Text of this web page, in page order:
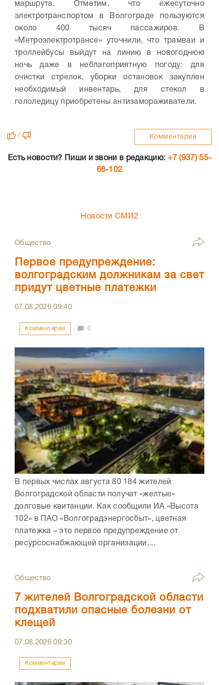
маршрута. Отметим, что ежесуточно
электротранспортом в Волгограде пользуются
около 400 тысяч пассажиров. В
«Метроэлектротрансе» уточнили, что трамваи и
троллейбусы выйдут на линию в новогоднюю
ночь даже в неблагоприятную погоду: для
очистки стрелок, уборки остановок закуплен
необходимый инвентарь, для стекол в
гололедицу приобретены антизамораживатели.
/ Комментарии
Есть новости? Пиши и звони в редакцию: +7 (937) 55-
66-102
Новости СМИ2
Общество
Первое предупреждение:
волгоградским должникам за свет
придут цветные платежки
07.08.202609:40
Комментарии 0
В первых числах августа 80 184 жителей
Волгоградской области получат «желтые»
долговые квитанции. Как сообщили ИА «Высота
102» в ПАО «Волгоградэнергосбыт», цветная
платежка – это первое предупреждение от
ресурсоснабжающей организации,...
Общество
7 жителей Волгоградской области
подхватили опасные болезни от
клещей
07.08.202609:30
Комментарии